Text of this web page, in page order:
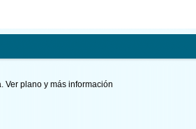
Ver plano y más información